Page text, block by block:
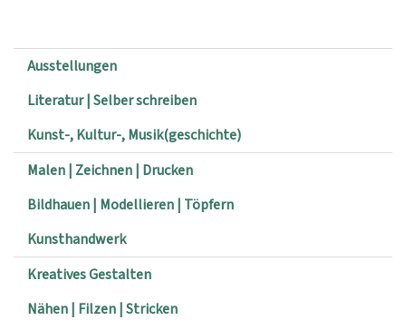
Ausstellungen
Literatur | Selber schreiben
Kunst-, Kultur-, Musik(geschichte)
Malen | Zeichnen | Drucken
Bildhauen | Modellieren | Töpfern
Kunsthandwerk
Kreatives Gestalten
Nähen | Filzen | Stricken